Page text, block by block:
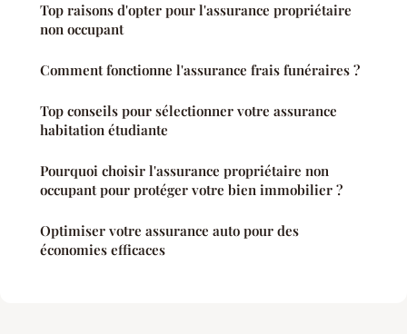
Top raisons d'opter pour l'assurance propriétaire
non occupant
Comment fonctionne l'assurance frais funéraires ?
Top conseils pour sélectionner votre assurance
habitation étudiante
Pourquoi choisir l'assurance propriétaire non
occupant pour protéger votre bien immobilier ?
Optimiser votre assurance auto pour des
économies efficaces